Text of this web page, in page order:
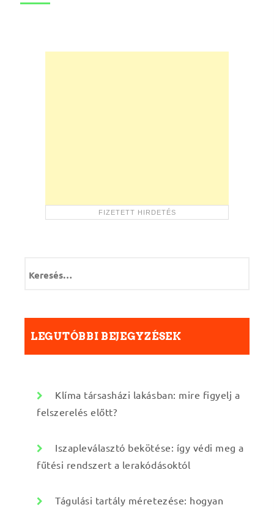
e
LEGUTÓBBI BEJEGYZÉSEK
Klíma társasházi lakásban: mire figyelj a
felszerelés előtt?
Iszapleválasztó bekötése: így védi meg a
fűtési rendszert a lerakódásoktól
Tágulási tartály méretezése: hogyan